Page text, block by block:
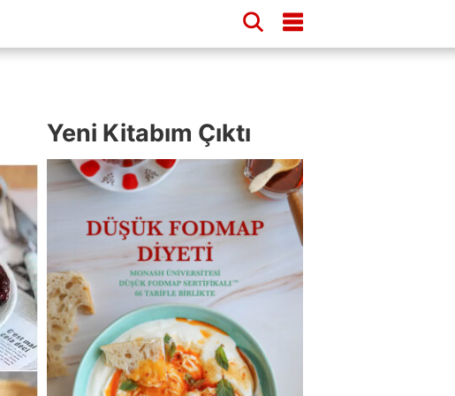
Yeni Kitabım Çıktı